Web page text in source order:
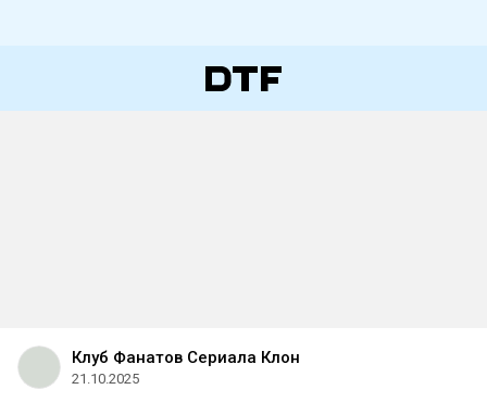
Клуб Фанатов Сериала Клон
21.10.2025